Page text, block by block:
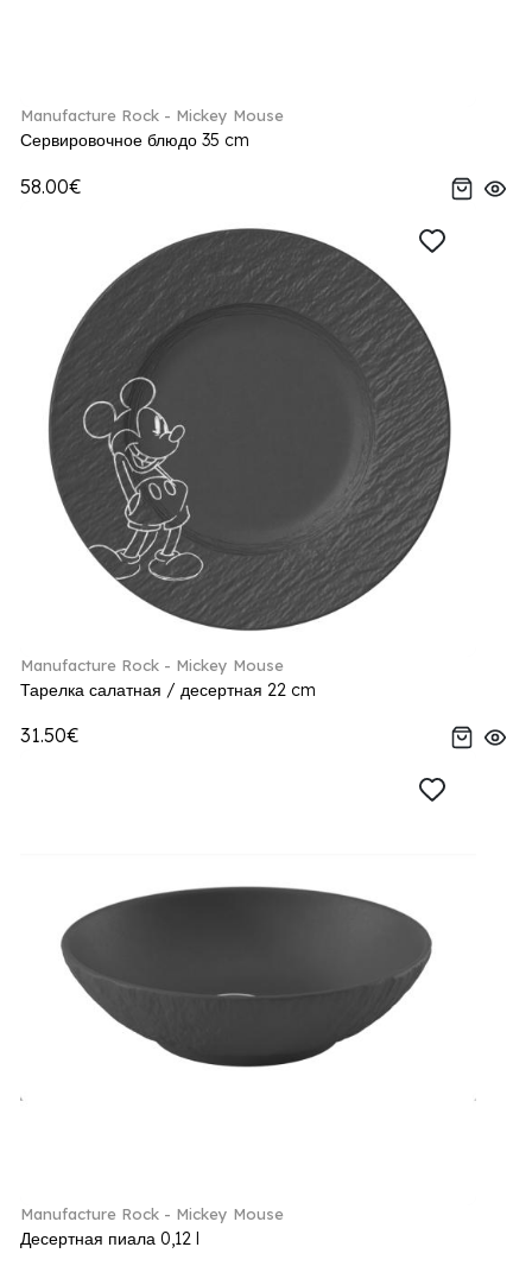
Manufacture Rock - Mickey Mouse
Сервировочное блюдо 35 cm
58.00€
Manufacture Rock - Mickey Mouse
Тарелка салатная / десертная 22 cm
31.50€
Manufacture Rock - Mickey Mouse
Десертная пиала 0,12 l